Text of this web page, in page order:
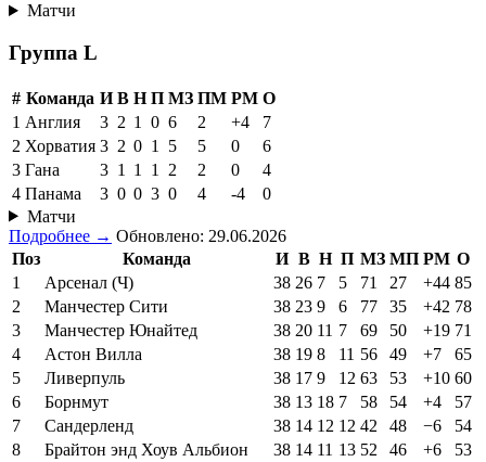
Матчи
Группа L
# Команда И В Н П МЗ ПМ РМ О
1 Англия 3 2 1 0 6 2 +4
7
2 Хорватия 3 2 0 1 5 5 0
6
3 Гана 3 1 1 1 2 2 0
4
4 Панама 3 0 0 3 0 4 -4
0
Матчи
Подробнее → Обновлено: 29.06.2026
Поз
Команда И В Н П МЗ МП РМ О
1
Арсенал (Ч) 38 26 7 5 71 27 +44 85
2
Манчестер Сити 38 23 9 6 77 35 +42 78
3
Манчестер Юнайтед 38 20 11 7 69 50 +19 71
4
Астон Вилла 38 19 8 11 56 49 +7
65
5
Ливерпуль 38 17 9 12 63 53 +10 60
6
Борнмут 38 13 18 7 58 54 +4
57
7
Сандерленд 38 14 12 12 42 48 −6
54
8
Брайтон энд Хоув Альбион 38 14 11 13 52 46 +6
53